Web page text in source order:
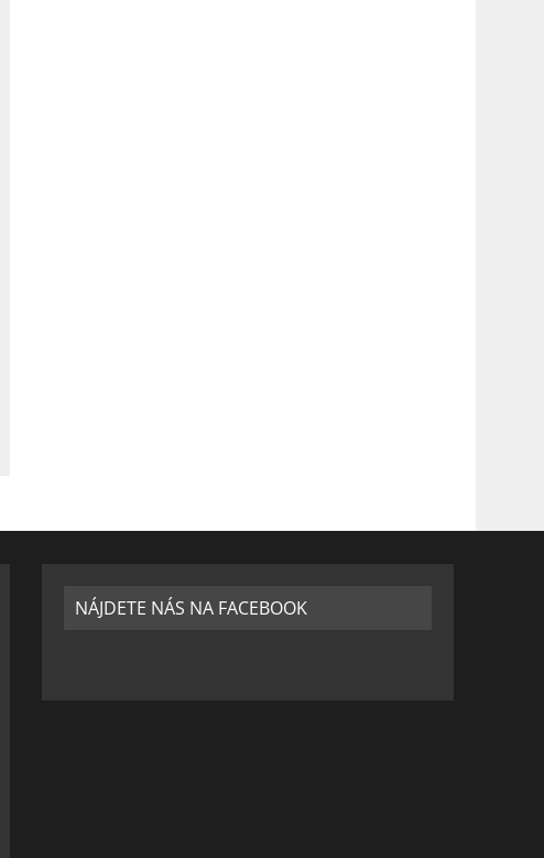
NÁJDETE NÁS NA FACEBOOK